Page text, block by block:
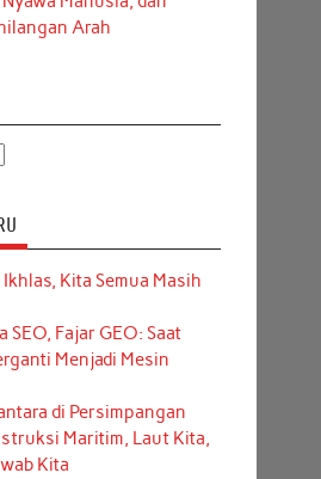
Arah
Kita Semua Masih
SEO, Fajar GEO: Saat
Menjadi Mesin
di Persimpangan
Maritim, Laut Kita,
Kita